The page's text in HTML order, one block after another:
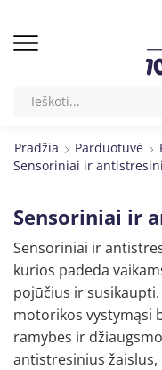
Pradžia Parduotuvė
Sensoriniai ir
Sensoriniai ir
Sensoriniai ir
kurios padeda
pojūčius ir
motorikos vystymąsi
ramybės ir
antistresinius